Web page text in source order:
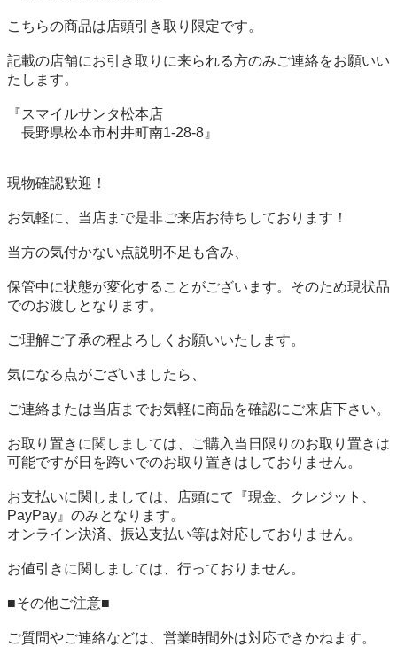
こちらの商品は店頭引き取り限定です。
記載の店舗にお引き取りに来られる方のみご連絡をお願いい
たします。
『スマイルサンタ松本店
長野県松本市村井町南1-28-8』
現物確認歓迎！
お気軽に、当店まで是非ご来店お待ちしております！
当方の気付かない点説明不足も含み、
保管中に状態が変化することがございます。そのため現状品
でのお渡しとなります。
ご理解ご了承の程よろしくお願いいたします。
気になる点がございましたら、
ご連絡または当店までお気軽に商品を確認にご来店下さい。
お取り置きに関しましては、ご購入当日限りのお取り置きは
可能ですが日を跨いでのお取り置きはしておりません。
お支払いに関しましては、店頭にて『現金、クレジット、
PayPay』のみとなります。
オンライン決済、振込支払い等は対応しておりません。
お値引きに関しましては、行っておりません。
■その他ご注意■
ご質問やご連絡などは、営業時間外は対応できかねます。